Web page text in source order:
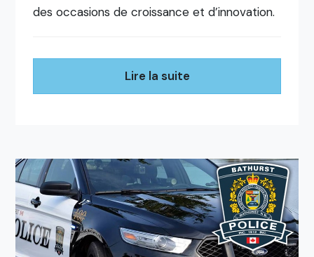
des occasions de croissance et d’innovation.
Lire la suite